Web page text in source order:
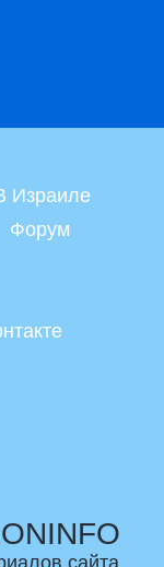
Израиле
Форум
сайта